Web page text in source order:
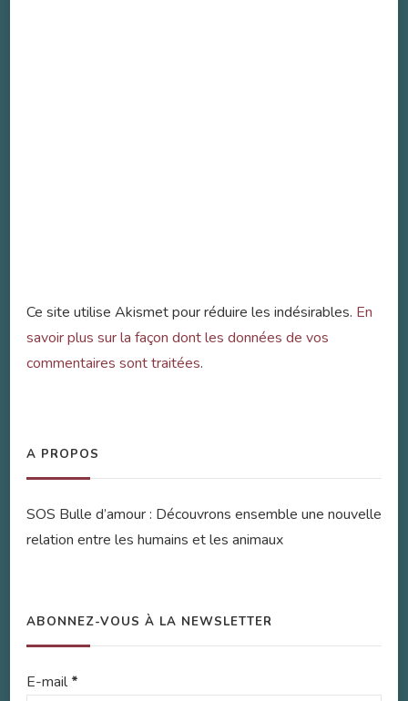
Ce site utilise Akismet pour réduire les indésirables. En
savoir plus sur la façon dont les données de vos
commentaires sont traitées.
A PROPOS
SOS Bulle d’amour : Découvrons ensemble une nouvelle
relation entre les humains et les animaux
ABONNEZ-VOUS À LA NEWSLETTER
E-mail*